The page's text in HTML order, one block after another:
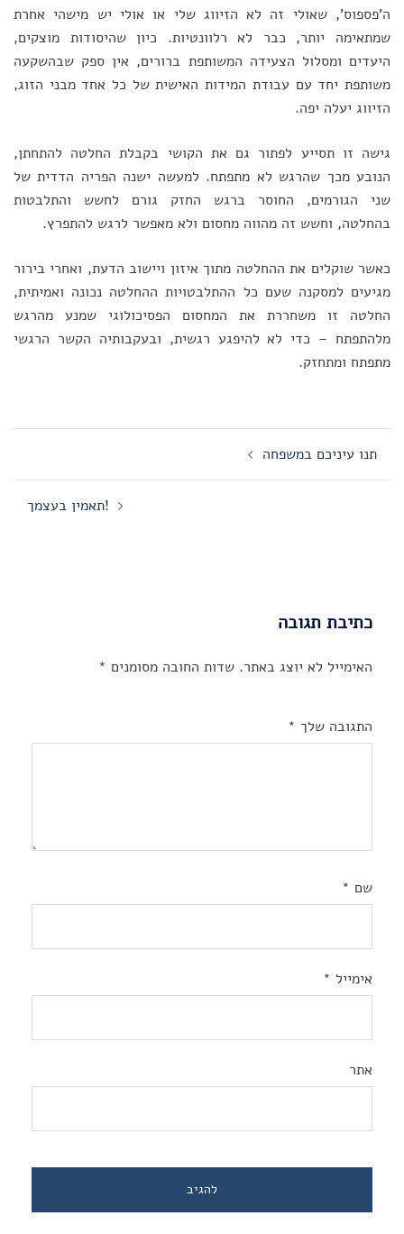
ה'פספוס', שאולי זה לא הזיווג שלי או אולי יש מישהי אחרת
שמתאימה יותר, כבר לא רלוונטיות. כיון שהיסודות מוצקים,
היעדים ומסלול הצעידה המשותפת ברורים, אין ספק שבהשקעה
משותפת יחד עם עבודת המידות האישית של כל אחד מבני הזוג,
הזיווג יעלה יפה.
גישה זו תסייע לפתור גם את הקושי בקבלת החלטה להתחתן,
הנובע מכך שהרגש לא מתפתח. למעשה ישנה הפריה הדדית של
שני הגורמים, החוסר ברגש החזק גורם לחשש והתלבטות
בהחלטה, וחשש זה מהווה מחסום ולא מאפשר לרגש להתפרץ.
כאשר שוקלים את ההחלטה מתוך איזון ויישוב הדעת, ואחרי בירור
מגיעים למסקנה שעם כל ההתלבטויות ההחלטה נכונה ואמיתית,
החלטה זו משחררת את המחסום הפסיכולוגי שמנע מהרגש
מלהתפתח – כדי לא להיפגע רגשית, ובעקבותיה הקשר הרגשי
מתפתח ומתחזק.
navigation
תנו עיניכם במשפחה
תאמין בעצמך!
כתיבת תגובה
האימייל לא יוצג באתר. שדות החובה מסומנים *
התגובה שלך *
שם *
אימייל *
אתר